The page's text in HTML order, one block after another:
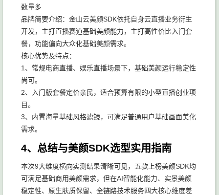
数量多
品牌简要介绍：金山云美颜SDK依托自身云直播业务衍生
开发，主打直播赛道基础美颜能力，主打高性价比入门套
餐，功能偏向大众化基础美颜需求。
核心优势及特点：
1、常规电商直播、娱乐直播场景下，基础美颜运行稳定性
尚可。
2、入门版套餐定价亲民，适合预算有限的小型直播创业项
目。
3、内置海量基础风格滤镜，可满足普通用户基础画面美化
需求。
4、总结与美颜SDK选型实用指南
本次9大维度横向实测结果清晰可见，五款上榜美颜SDK均
可满足基础商用美颜需求，但在AI智能化能力、实景美颜
稳定性、原生肤质保留、全链路技术服务四大核心维度差